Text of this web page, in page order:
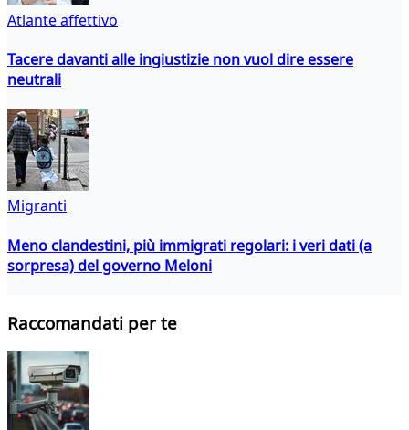
Atlante affettivo
Tacere davanti alle ingiustizie non vuol dire essere
neutrali
Migranti
Meno clandestini, più immigrati regolari: i veri dati (a
sorpresa) del governo Meloni
Raccomandati per te